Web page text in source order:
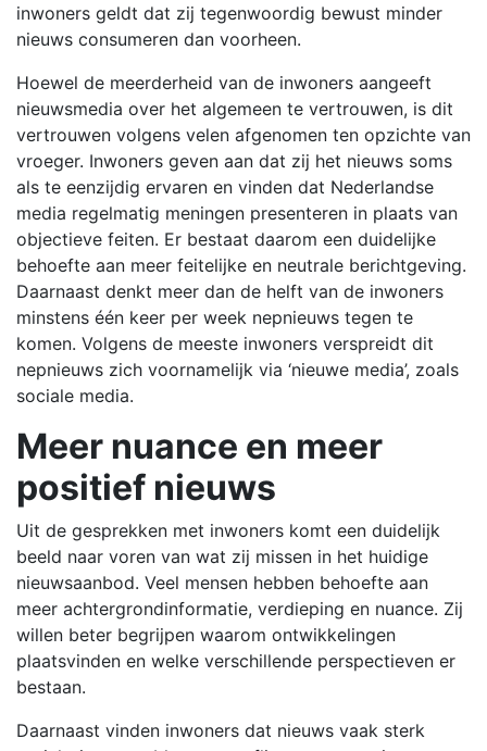
inwoners geldt dat zij tegenwoordig bewust minder
nieuws consumeren dan voorheen.
Hoewel de meerderheid van de inwoners aangeeft
nieuwsmedia over het algemeen te vertrouwen, is dit
vertrouwen volgens velen afgenomen ten opzichte van
vroeger. Inwoners geven aan dat zij het nieuws soms
als te eenzijdig ervaren en vinden dat Nederlandse
media regelmatig meningen presenteren in plaats van
objectieve feiten. Er bestaat daarom een duidelijke
behoefte aan meer feitelijke en neutrale berichtgeving.
Daarnaast denkt meer dan de helft van de inwoners
minstens één keer per week nepnieuws tegen te
komen. Volgens de meeste inwoners verspreidt dit
nepnieuws zich voornamelijk via ‘nieuwe media’, zoals
sociale media.
Meer nuance en meer
positief nieuws
Uit de gesprekken met inwoners komt een duidelijk
beeld naar voren van wat zij missen in het huidige
nieuwsaanbod. Veel mensen hebben behoefte aan
meer achtergrondinformatie, verdieping en nuance. Zij
willen beter begrijpen waarom ontwikkelingen
plaatsvinden en welke verschillende perspectieven er
bestaan.
Daarnaast vinden inwoners dat nieuws vaak sterk